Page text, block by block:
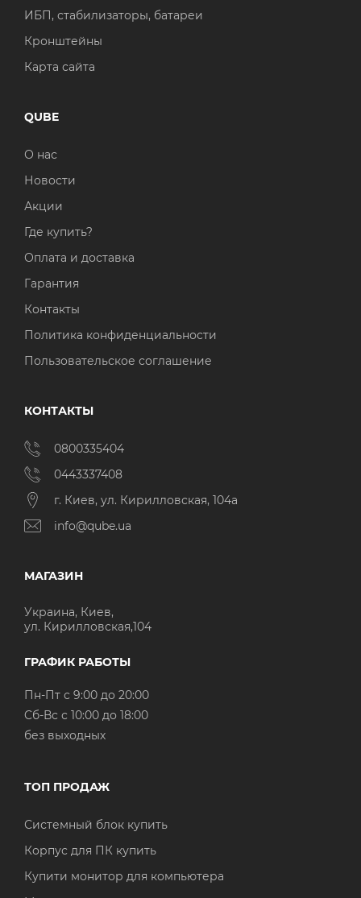
ИБП, стабилизаторы, батареи
Кронштейны
Карта сайта
QUBE
О нас
Новости
Акции
Где купить?
Оплата и доставка
Гарантия
Контакты
Политика конфиденциальности
Пользовательское соглашение
КОНТАКТЫ
0800335404
0443337408
г. Киев, ул. Кирилловская, 104а
info@qube.ua
МАГАЗИН
Украина, Киев,
ул. Кирилловская,104
ГРАФИК РАБОТЫ
Пн-Пт с 9:00 до 20:00
Cб-Вс с 10:00 до 18:00
без выходных
ТОП ПРОДАЖ
Системный блок купить
Корпус для ПК купить
Купити монитор для компьютера